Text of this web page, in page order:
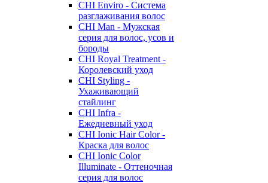
CHI Enviro - Система
разглаживания волос
CHI Man - Мужская
серия для волос, усов и
бороды
CHI Royal Treatment -
Королевский уход
CHI Styling -
Ухаживающий
стайлинг
CHI Infra -
Ежедневный уход
CHI Ionic Hair Color -
Краска для волос
CHI Ionic Color
Illuminate - Оттеночная
серия для волос